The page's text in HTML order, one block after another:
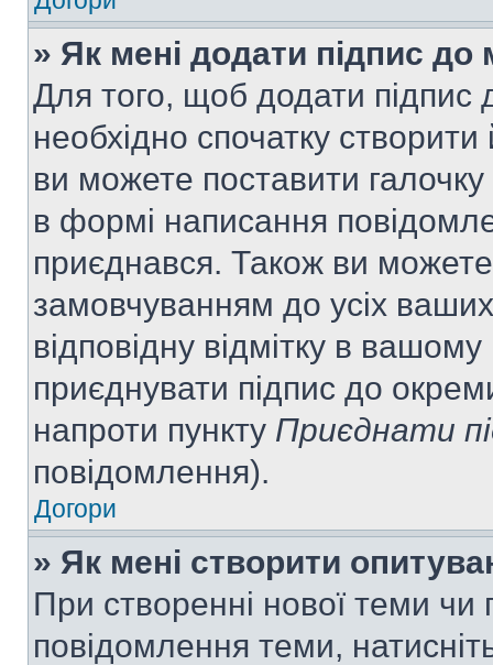
» Як мені додати підпис
Для того, щоб додати
необхідно спочатку
ви можете поставити
в формі написання
приєднався. Також ви
замовчуванням до усіх
відповідну відмітку в
приєднувати підпис до
напроти пункту Приєднати
повідомлення).
Догори
» Як мені створити
При створенні нової теми чи
повідомлення теми,